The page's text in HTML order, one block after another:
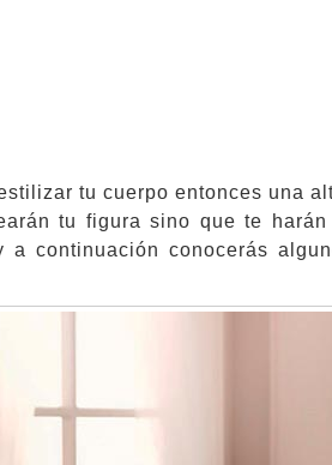
tu cuerpo entonces una
tu figura sino que te
continuación conocerás